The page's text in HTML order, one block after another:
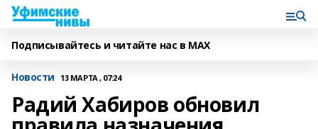
Подписывайтесь и читайте нас в MAX
Новости 13 МАРТА , 07:24
Радий Хабиров обновил